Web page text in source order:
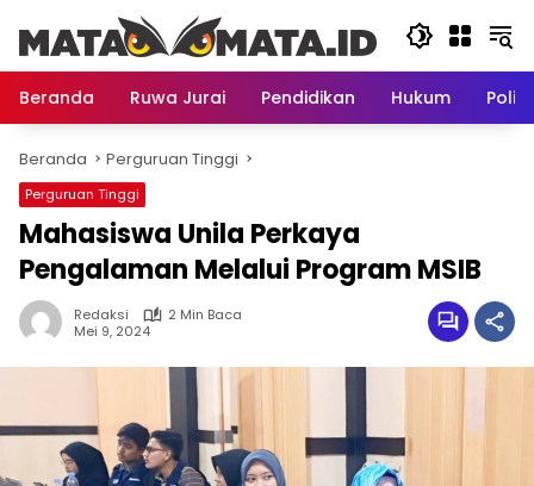
konten
Beranda
Ruwa Jurai Pendidikan Hukum
Beranda Perguruan Tinggi
Perguruan Tinggi
Mahasiswa Unila Perkaya
Pengalaman Melalui Program MSIB
Redaksi
2 Min Baca
Mei 9, 2024